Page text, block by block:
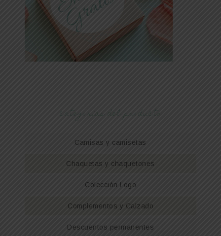
categorías del producto
Camisas y camisetas
Chaquetas y chaquetones
Colección Logo
Complementos y Calzado
Descuentos permanentes